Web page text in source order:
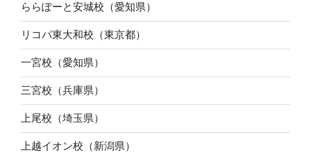
ららぽーと安城校（愛知県）
リコパ東大和校（東京都）
一宮校（愛知県）
三宮校（兵庫県）
上尾校（埼玉県）
上越イオン校（新潟県）